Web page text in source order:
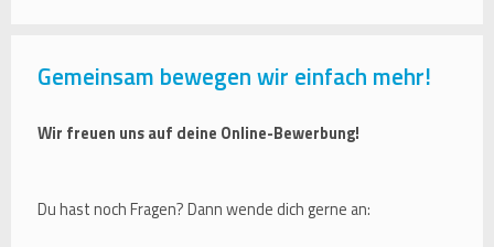
Gemeinsam bewegen wir einfach mehr!
Wir freuen uns auf deine Online-Bewerbung!
Du hast noch Fragen? Dann wende dich gerne an: